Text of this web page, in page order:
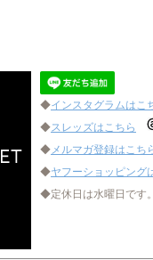
◆インスタグラムはこ
◆スレッズはこちら
◆メルマガ登録はこち
◆ヤフーショッピング
◆定休日は水曜日です。